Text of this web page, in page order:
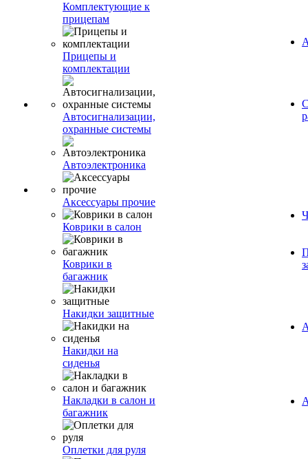
Комплектующие к
прицепам
Прицепы и
комплектации
Автосигнализации,
охранные системы
Автоэлектроника
Аксессуары прочие
Коврики в салон
Коврики в
багажник
Накидки защитные
Накидки на
сиденья
Накладки в салон и
багажник
Оплетки для руля